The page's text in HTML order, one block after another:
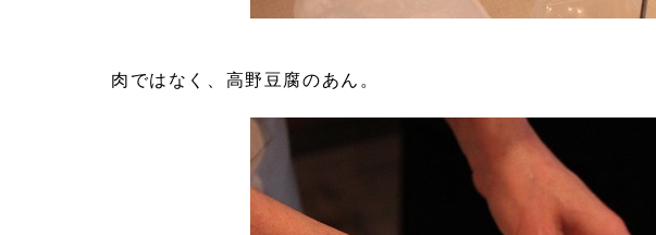
肉ではなく、高野豆腐のあん。